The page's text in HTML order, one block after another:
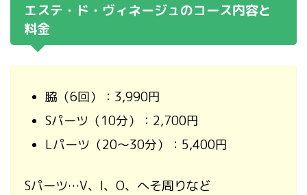
エステ・ド・ヴィネージュのコース内容と
料金
脇（6回）：3,990円
Sパーツ（10分）：2,700円
Lパーツ（20〜30分）：5,400円
Sパーツ…V、I、O、へそ周りなど